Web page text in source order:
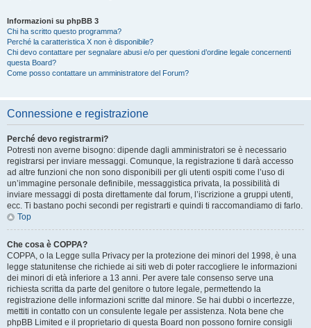
Informazioni su phpBB 3
Chi ha scritto questo programma?
Perché la caratteristica X non è disponibile?
Chi devo contattare per segnalare abusi e/o per questioni d’ordine legale concernenti
questa Board?
Come posso contattare un amministratore del Forum?
Connessione e registrazione
Perché devo registrarmi?
Potresti non averne bisogno: dipende dagli amministratori se è necessario
registrarsi per inviare messaggi. Comunque, la registrazione ti darà accesso
ad altre funzioni che non sono disponibili per gli utenti ospiti come l’uso di
un’immagine personale definibile, messaggistica privata, la possibilità di
inviare messaggi di posta direttamente dal forum, l’iscrizione a gruppi utenti,
ecc. Ti bastano pochi secondi per registrarti e quindi ti raccomandiamo di farlo.
Top
Che cosa è COPPA?
COPPA, o la Legge sulla Privacy per la protezione dei minori del 1998, è una
legge statunitense che richiede ai siti web di poter raccogliere le informazioni
dei minori di età inferiore a 13 anni. Per avere tale consenso serve una
richiesta scritta da parte del genitore o tutore legale, permettendo la
registrazione delle informazioni scritte dal minore. Se hai dubbi o incertezze,
mettiti in contatto con un consulente legale per assistenza. Nota bene che
phpBB Limited e il proprietario di questa Board non possono fornire consigli